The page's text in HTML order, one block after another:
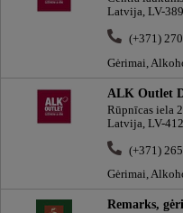
Latvija, LV-
(+371)
Gėrimai,
ALK Outlet
Rūpnīcas iela
Latvija, LV-
(+371)
Gėrimai,
Remarks,